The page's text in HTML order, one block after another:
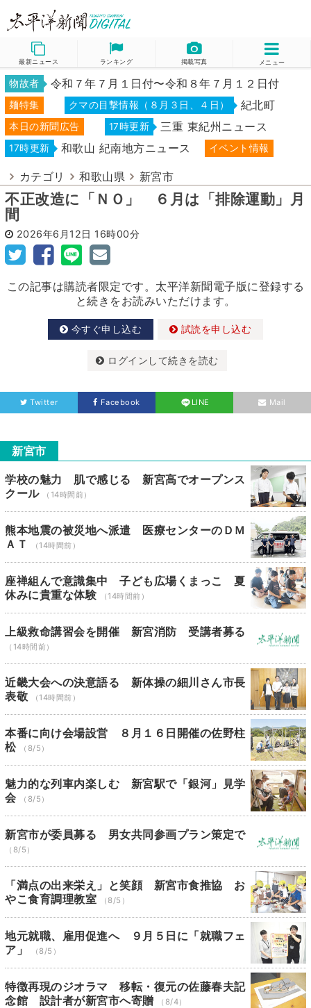
最新ニュース ランキング 掲載写真 メニュー
物故者 令和７年７月１日付〜令和８年７月１２日付
麺特集 クマの目撃情報（８月３日、４日） 紀北町
本日の新聞広告 17時更新 三重 東紀州ニュース
17時更新 和歌山 紀南地方ニュース イベント情報
カテゴリ 和歌山県 新宮市
不正改造に「ＮＯ」 ６月は「排除運動」月
間
2026年6月12日 16時00分
この記事は購読者限定です。太平洋新聞電子版に登録する
と続きをお読みいただけます。
今すぐ申し込む 試読を申し込む
ログインして続きを読む
Twitter Facebook LINE Mail
新宮市
学校の魅力 肌で感じる 新宮高でオープンス
クール
（14時間前）
熊本地震の被災地へ派遣 医療センターのＤＭ
ＡＴ
（14時間前）
座禅組んで意識集中 子ども広場くまっこ 夏
休みに貴重な体験
（14時間前）
上級救命講習会を開催 新宮消防 受講者募る
（14時間前）
近畿大会への決意語る 新体操の細川さん市長
表敬
（14時間前）
本番に向け会場設営 ８月１６日開催の佐野柱
松
（8/5）
魅力的な列車内楽しむ 新宮駅で「銀河」見学
会
（8/5）
新宮市が委員募る 男女共同参画プラン策定で
（8/5）
「満点の出来栄え」と笑顔 新宮市食推協 お
やこ食育調理教室
（8/5）
地元就職、雇用促進へ ９月５日に「就職フェ
ア」
（8/5）
特徴再現のジオラマ 移転・復元の佐藤春夫記
念館 設計者が新宮市へ寄贈
（8/4）